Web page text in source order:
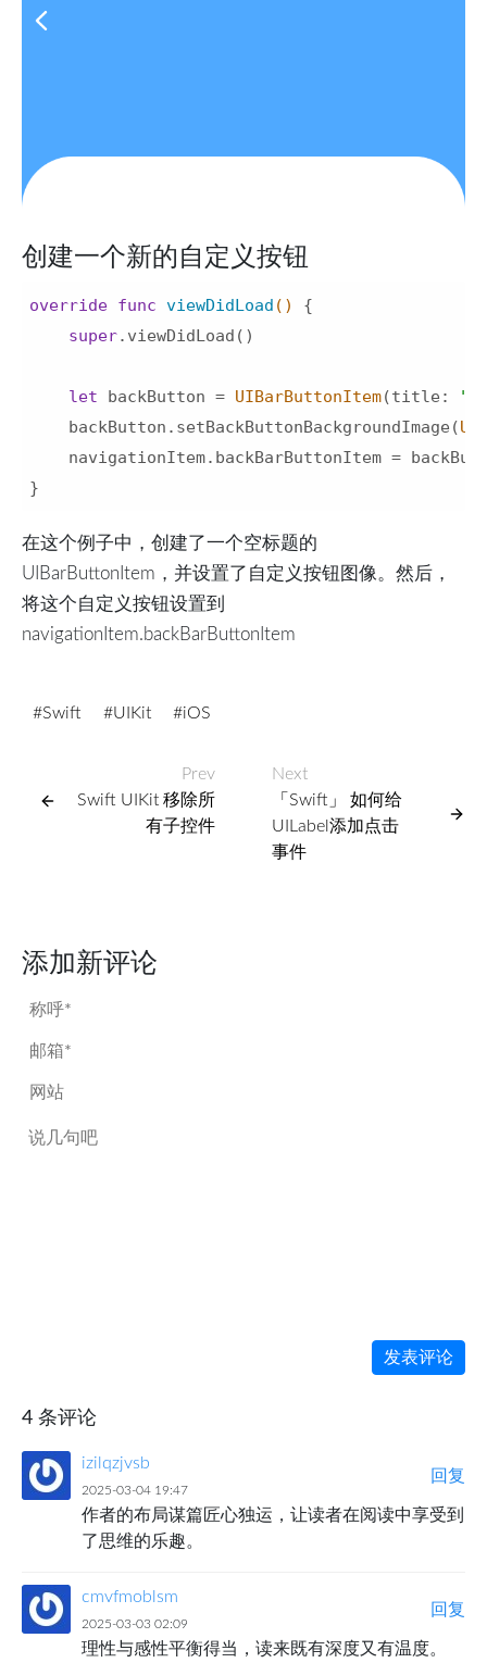
创建一个新的自定义按钮
override func viewDidLoad ()
{
super.viewDidLoad()
let backButton = UIBarButtonItem(title: ""
    backButton.setBackButtonBackgroundImage(
navigationItem.backBarButtonItem =
在这个例子中，创建了一个空标题的
UIBarButtonItem，并设置了自定义按钮图像。然后，
将这个自定义按钮设置到
navigationItem.backBarButtonItem
Swift UIKit iOS
Prev
Swift UIKit 移除所
有子控件
Next
「Swift」 如何给
UILabel添加点击
事件
4 条评论
izilqzjvsb
2025-03-04 19:47
回复
作者的布局谋篇匠心独运，让读者在阅读中享受到
了思维的乐趣。
cmvfmoblsm
2025-03-03 02:09
回复
理性与感性平衡得当，读来既有深度又有温度。
添加新评论
发表评论